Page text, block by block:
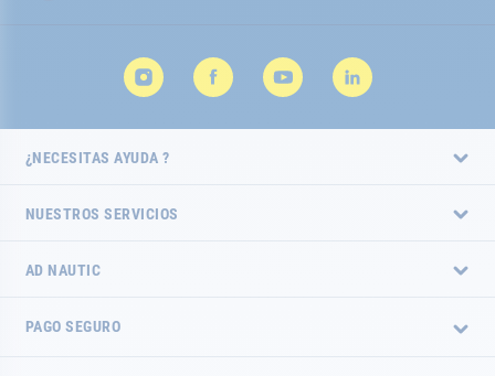
¿NECESITAS AYUDA ?
NUESTROS SERVICIOS
AD NAUTIC
PAGO SEGURO